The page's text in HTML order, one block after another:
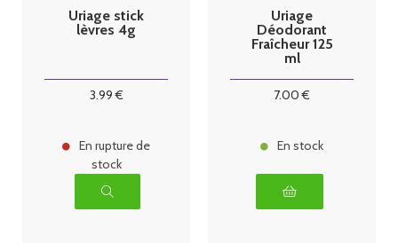
Uriage stick
lèvres 4g
3.99€
En rupture de
stock
Uriage
Déodorant
Fraîcheur 125
ml
7.00 €
En stock